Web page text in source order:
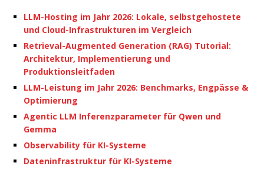
LLM-Hosting im Jahr 2026: Lokale, selbstgehostete
und Cloud-Infrastrukturen im Vergleich
Retrieval-Augmented Generation (RAG) Tutorial:
Architektur, Implementierung und
Produktionsleitfaden
LLM-Leistung im Jahr 2026: Benchmarks, Engpässe &
Optimierung
Agentic LLM Inferenzparameter für Qwen und
Gemma
Observability für KI-Systeme
Dateninfrastruktur für KI-Systeme